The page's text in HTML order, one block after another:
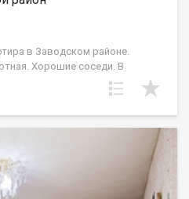
в Заводском районе.
Хорошие соседи. В
магазины, школы, остановки
сады. Чистая продажа,